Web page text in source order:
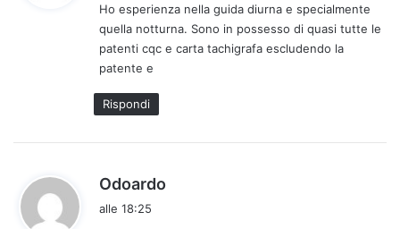
e
t
t
:
Ho esperienza nella guida diurna e specialmente
quella notturna. Sono in possesso di quasi tutte le
patenti cqc e carta tachigrafa escludendo la
patente e
Rispondi
Odoardo
alle 18:25